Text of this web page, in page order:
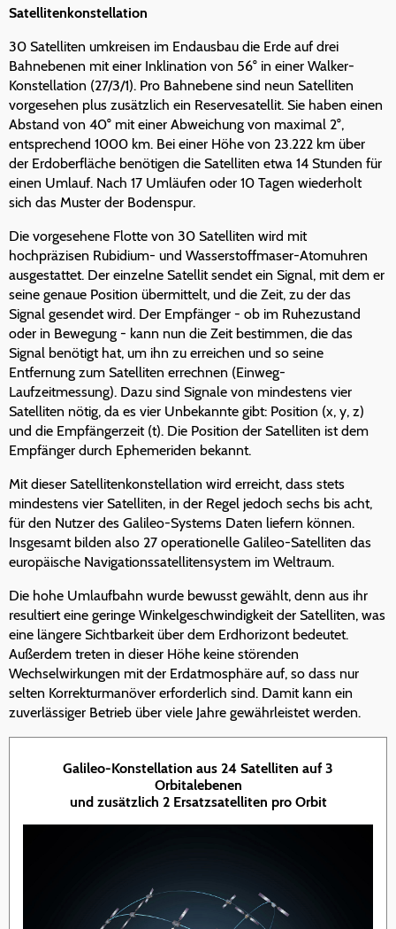
Satellitenkonstellation
30 Satelliten umkreisen im Endausbau die Erde auf drei
Bahnebenen mit einer Inklination von 56° in einer Walker-
Konstellation (27/3/1). Pro Bahnebene sind neun Satelliten
vorgesehen plus zusätzlich ein Reservesatellit. Sie haben einen
Abstand von 40° mit einer Abweichung von maximal 2°,
entsprechend 1000 km. Bei einer Höhe von 23.222 km über
der Erdoberfläche benötigen die Satelliten etwa 14 Stunden für
einen Umlauf. Nach 17 Umläufen oder 10 Tagen wiederholt
sich das Muster der Bodenspur.
Die vorgesehene Flotte von 30 Satelliten wird mit
hochpräzisen Rubidium- und Wasserstoffmaser-Atomuhren
ausgestattet. Der einzelne Satellit sendet ein Signal, mit dem er
seine genaue Position übermittelt, und die Zeit, zu der das
Signal gesendet wird. Der Empfänger - ob im Ruhezustand
oder in Bewegung - kann nun die Zeit bestimmen, die das
Signal benötigt hat, um ihn zu erreichen und so seine
Entfernung zum Satelliten errechnen (Einweg-
Laufzeitmessung). Dazu sind Signale von mindestens vier
Satelliten nötig, da es vier Unbekannte gibt: Position (x, y, z)
und die Empfängerzeit (t). Die Position der Satelliten ist dem
Empfänger durch Ephemeriden bekannt.
Mit dieser Satellitenkonstellation wird erreicht, dass stets
mindestens vier Satelliten, in der Regel jedoch sechs bis acht,
für den Nutzer des Galileo-Systems Daten liefern können.
Insgesamt bilden also 27 operationelle Galileo-Satelliten das
europäische Navigationssatellitensystem im Weltraum.
Die hohe Umlaufbahn wurde bewusst gewählt, denn aus ihr
resultiert eine geringe Winkelgeschwindigkeit der Satelliten, was
eine längere Sichtbarkeit über dem Erdhorizont bedeutet.
Außerdem treten in dieser Höhe keine störenden
Wechselwirkungen mit der Erdatmosphäre auf, so dass nur
selten Korrekturmanöver erforderlich sind. Damit kann ein
zuverlässiger Betrieb über viele Jahre gewährleistet werden.
Galileo-Konstellation aus 24 Satelliten auf 3
Orbitalebenen
und zusätzlich 2 Ersatzsatelliten pro Orbit